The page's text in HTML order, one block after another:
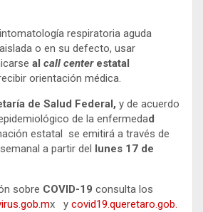
respiratoria aguda
o en su defecto, usar
al call centerestatal
orientación médica.
de Salud Federal, y de acuerdo
de la enfermedad
estatal se emitirá a través de
a partir del
lunes 17 de
sobre COVID-19 consulta los
x y covid19.queretaro.gob.